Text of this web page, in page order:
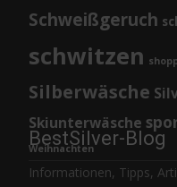
Schweißgeruch
schwitzen
Silberwäsche
Skiunterwäsche
Weihnachten
BestSilver-Blog
Informationen, Tipps,